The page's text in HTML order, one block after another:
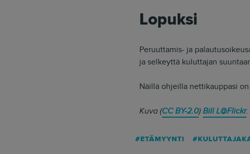
Lopuksi
Peruuttamis- ja
ja selkeyttä kuluttajan
Näillä ohjeilla nettikauppasi
Kuva (CC BY-2.0)Bill L@Flickr.
ETÄMYYNTI